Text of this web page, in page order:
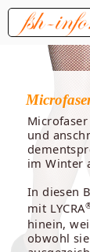
und
im Winter
In diesen
mit LYCRA
hinein,
obwohl